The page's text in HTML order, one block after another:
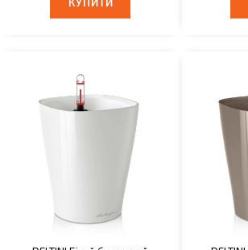
КУПИТИ
КУПИТИ